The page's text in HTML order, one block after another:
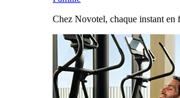
Chez Novotel, chaque instant en